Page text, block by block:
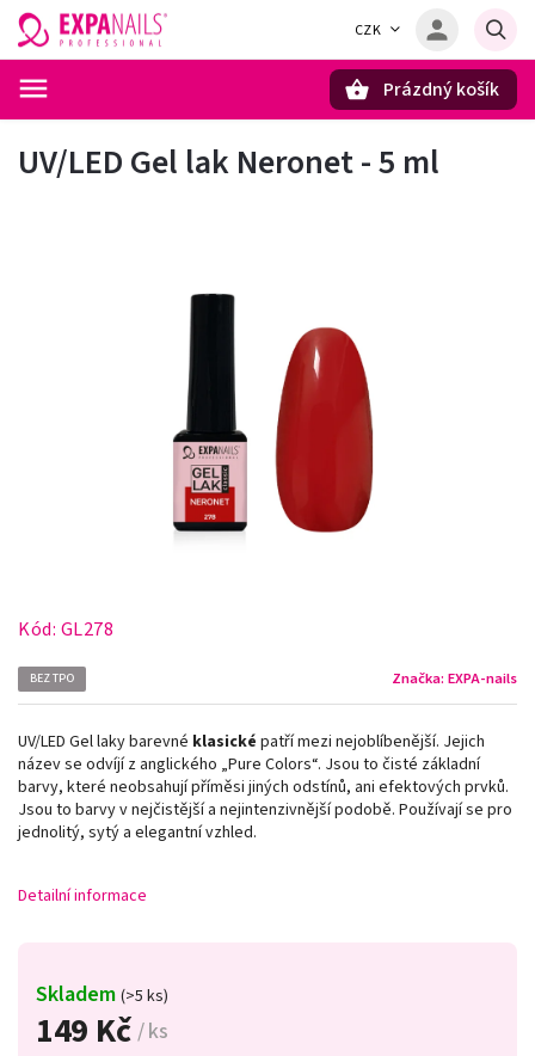
CZK
Prázdný košík
UV/LED Gel lak Neronet - 5 ml
Kód: GL278
BEZ TPO Značka: EXPA-nails
149 Kč / ks
Skladem (>5 ks)
UV/LED Gel laky barevné klasické patří mezi nejoblíbenější. Jejich
název se odvíjí z anglického „Pure Colors“. Jsou to čisté základní
barvy, které neobsahují příměsi jiných odstínů, ani efektových prvků.
Jsou to barvy v nejčistější a nejintenzivnější podobě. Používají se pro
jednolitý, sytý a elegantní vzhled.
Detailní informace